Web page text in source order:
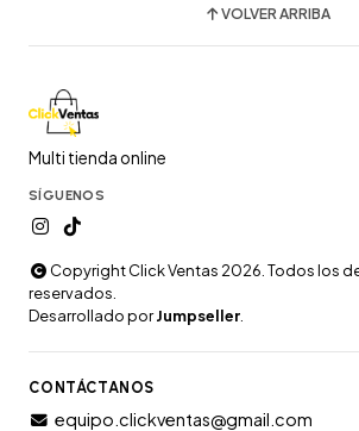
VOLVER ARRIBA
Multi tienda online
SÍGUENOS
Copyright Click Ventas 2026. Todos los
reservados.
Desarrollado porJumpseller
CONTÁCTANOS
equipo.clickventas@gmail.com